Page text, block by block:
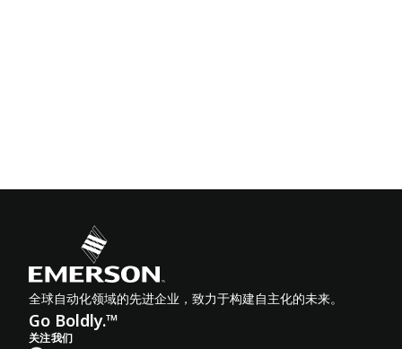
全球自动化领域的先进企业，致力于构建自主化的未来。
Go Boldly.™
关注我们